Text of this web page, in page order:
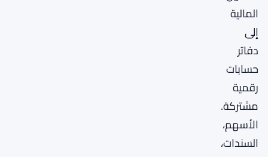
المالية
إلى
دفاتر
حسابات
رقمية
مشتركة.
الأسهم،
السندات،